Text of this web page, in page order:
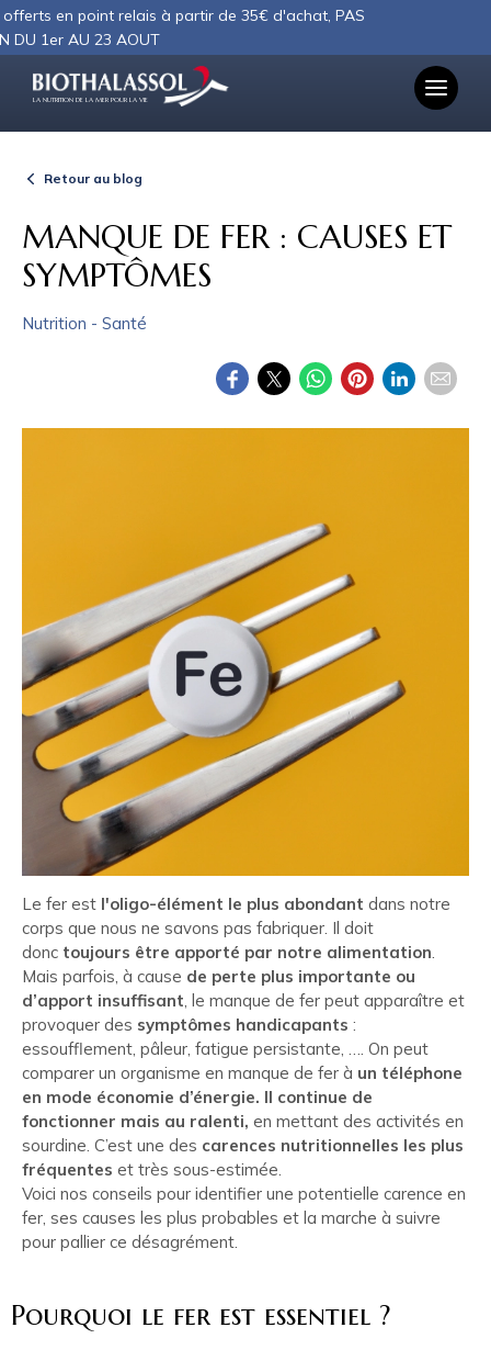
point relais à partir de 35€ d'achat, PAS
AU 23 AOUT
LA NUTRITION DE LA MER POUR LA VIE
Retour au blog
MANQUE DE FER : CAUSES ET
SYMPTÔMES
Nutrition - Santé
Le fer est l'oligo-élément le plus abondant dans notre
corps que nous ne savons pas fabriquer. Il doit
donc toujours être apporté par notre alimentation.
Mais parfois, à cause de perte plus importante ou
d’apport insuffisant, le manque de fer peut apparaître et
provoquer des symptômes handicapants :
essoufflement, pâleur, fatigue persistante, …. On peut
comparer un organisme en manque de fer à un téléphone
en mode économie d’énergie. Il continue de
fonctionner mais au ralenti, en mettant des activités en
sourdine. C’est une des carences nutritionnelles les plus
fréquentes et très sous-estimée.
Voici nos conseils pour identifier une potentielle carence en
fer, ses causes les plus probables et la marche à suivre
pour pallier ce désagrément.
Pourquoi le fer est essentiel ?
Panneau de gestion des cookies